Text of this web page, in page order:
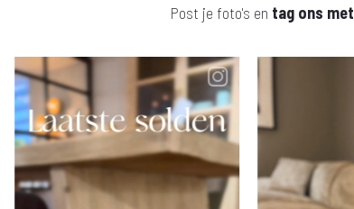
Post je foto's en tag ons met